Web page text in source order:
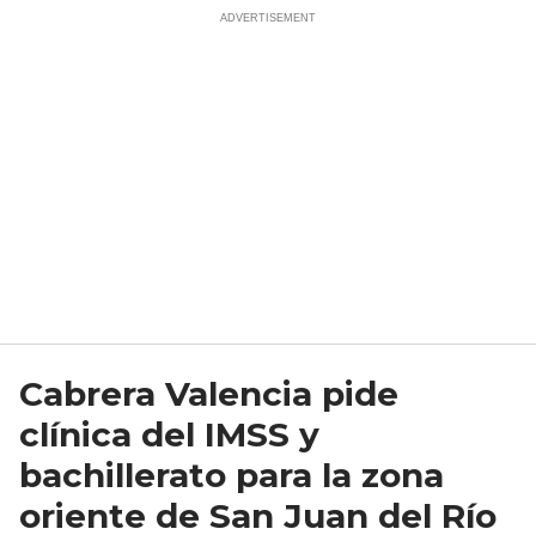
Cabrera Valencia pide
clínica del IMSS y
bachillerato para la zona
oriente de San Juan del Río